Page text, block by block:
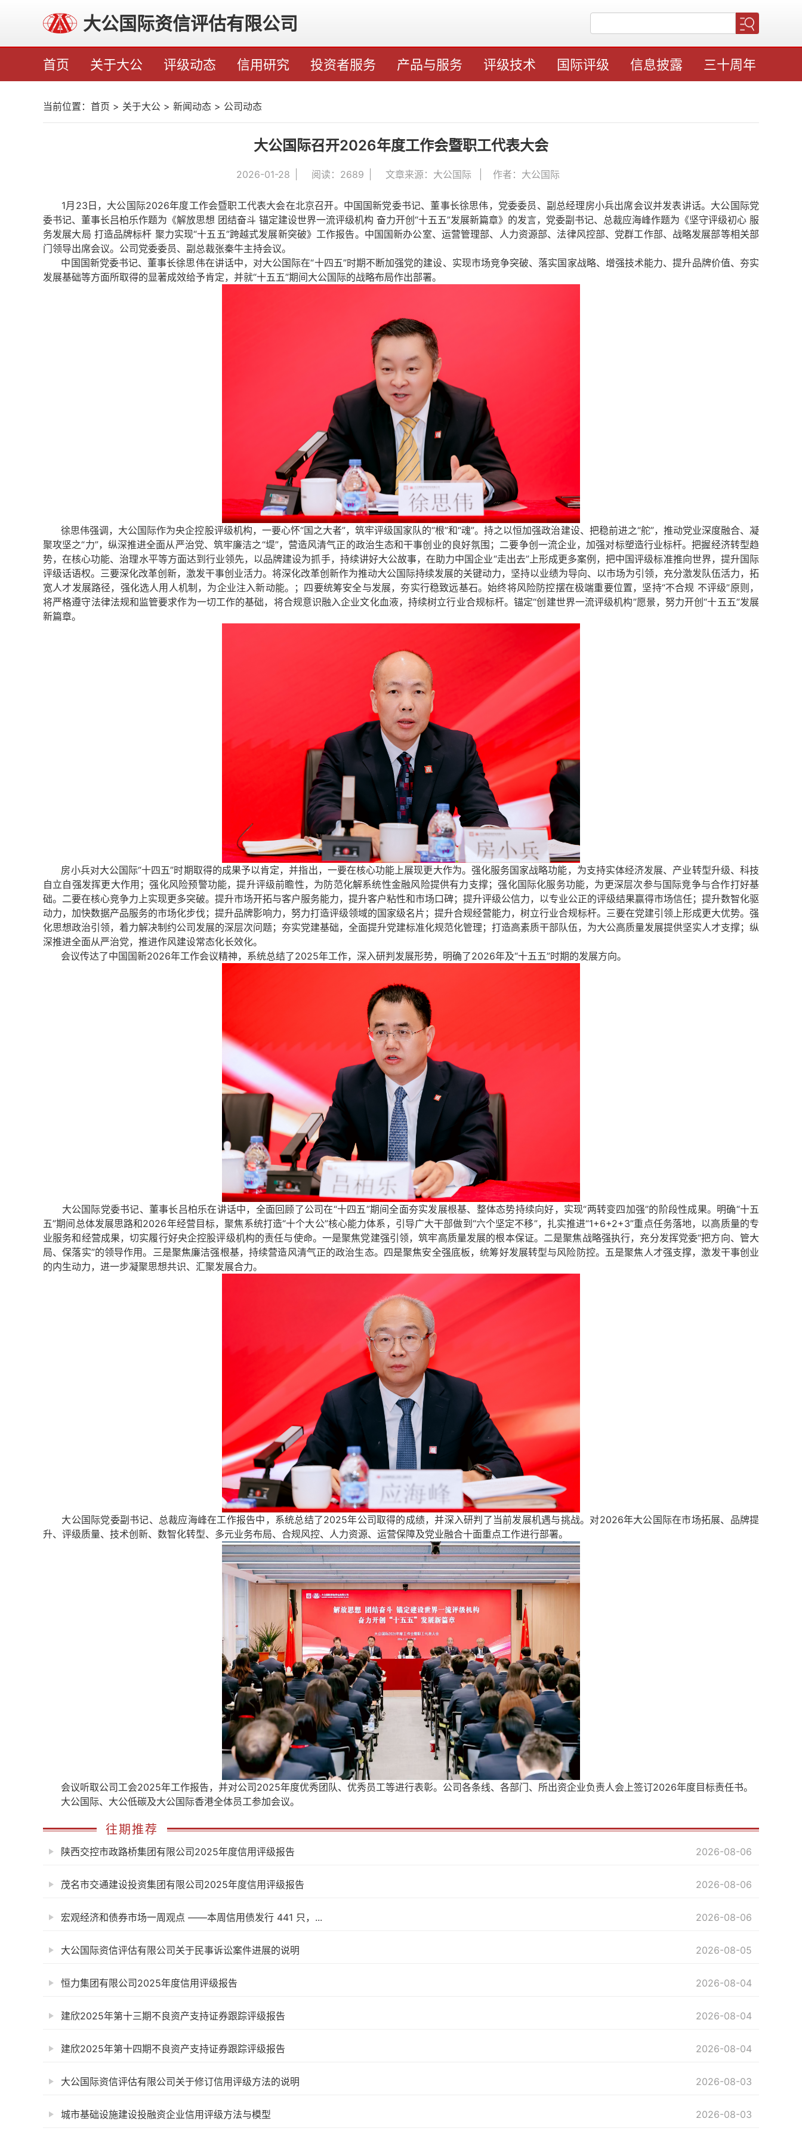
大公国际资信评估有限公司
首页 关于大公 评级动态 信用研究 投资者服务 产品与服务 评级技术 国际评级 信息披露 三十周年
当前位置： 首页 > 关于大公 > 新闻动态 > 公司动态
大公国际召开2026年度工作会暨职工代表大会
2026-01-28 阅读： 2689 文章来源：大公国际 作者：大公国际
1月23日，大公国际2026年度工作会暨职工代表大会在北京召开。中国国新党委书记、董事长徐思伟，党委委员、副总经理房小兵出席会议并发表讲话。大公国际党
委书记、董事长吕柏乐作题为《解放思想 团结奋斗 锚定建设世界一流评级机构 奋力开创“十五五”发展新篇章》的发言，党委副书记、总裁应海峰作题为《坚守评级初心 服
务发展大局 打造品牌标杆 聚力实现“十五五”跨越式发展新突破》工作报告。中国国新办公室、运营管理部、人力资源部、法律风控部、党群工作部、战略发展部等相关部
门领导出席会议。公司党委委员、副总裁张秦牛主持会议。
中国国新党委书记、董事长徐思伟在讲话中，对大公国际在“十四五”时期不断加强党的建设、实现市场竞争突破、落实国家战略、增强技术能力、提升品牌价值、夯实
发展基础等方面所取得的显著成效给予肯定，并就“十五五”期间大公国际的战略布局作出部署。
徐思伟强调，大公国际作为央企控股评级机构， 一要心怀“国之大者”，筑牢评级国家队的“根”和“魂”。持之以恒加强政治建设、把稳前进之“舵”，推动党业深度融合、凝
聚攻坚之“力”，纵深推进全面从严治党、筑牢廉洁之“堤”，营造风清气正的政治生态和干事创业的良好氛围； 二要争创一流企业，加强对标塑造行业标杆。把握经济转型趋
势，在核心功能、治理水平等方面达到行业领先，以品牌建设为抓手，持续讲好大公故事，在助力中国企业“走出去”上形成更多案例，把中国评级标准推向世界，提升国际
评级话语权。 三要深化改革创新，激发干事创业活力。将深化改革创新作为推动大公国际持续发展的关键动力，坚持以业绩为导向、以市场为引领，充分激发队伍活力，拓
宽人才发展路径，强化选人用人机制，为企业注入新动能。； 四要统筹安全与发展，夯实行稳致远基石。始终将风险防控摆在极端重要位置，坚持“不合规 不评级”原则，
将严格遵守法律法规和监管要求作为一切工作的基础，将合规意识融入企业文化血液，持续树立行业合规标杆。锚定“创建世界一流评级机构”愿景，努力开创“十五五”发展
新篇章。
房小兵对大公国际“十四五”时期取得的成果予以肯定，并指出， 一要在核心功能上展现更大作为。强化服务国家战略功能，为支持实体经济发展、产业转型升级、科技
自立自强发挥更大作用；强化风险预警功能，提升评级前瞻性，为防范化解系统性金融风险提供有力支撑；强化国际化服务功能，为更深层次参与国际竞争与合作打好基
础。 二要在核心竞争力上实现更多突破。提升市场开拓与客户服务能力，提升客户粘性和市场口碑；提升评级公信力，以专业公正的评级结果赢得市场信任；提升数智化驱
动力，加快数据产品服务的市场化步伐；提升品牌影响力，努力打造评级领域的国家级名片；提升合规经营能力，树立行业合规标杆。 三要在党建引领上形成更大优势。强
化思想政治引领，着力解决制约公司发展的深层次问题；夯实党建基础，全面提升党建标准化规范化管理；打造高素质干部队伍，为大公高质量发展提供坚实人才支撑；纵
深推进全面从严治党，推进作风建设常态化长效化。
会议传达了中国国新2026年工作会议精神，系统总结了2025年工作，深入研判发展形势，明确了2026年及“十五五”时期的发展方向。
大公国际党委书记、董事长吕柏乐在讲话中，全面回顾了公司在“十四五”期间全面夯实发展根基、整体态势持续向好，实现“两转变四加强”的阶段性成果。明确“十五
五”期间总体发展思路和2026年经营目标，聚焦系统打造“十个大公”核心能力体系，引导广大干部做到“六个坚定不移”，扎实推进“1+6+2+3”重点任务落地，以高质量的专
业服务和经营成果，切实履行好央企控股评级机构的责任与使命。 一是聚焦党建强引领，筑牢高质量发展的根本保证。 二是聚焦战略强执行，充分发挥党委“把方向、管大
局、保落实”的领导作用。
三是聚焦廉洁强根基，持续营造风清气正的政治生态。 四是聚焦安全强底板，统筹好发展转型与风险防控。 五是聚焦人才强支撑，激发干事创业
的内生动力，进一步凝聚思想共识、汇聚发展合力。
大公国际党委副书记、总裁应海峰在工作报告中，系统总结了2025年公司取得的成绩，并深入研判了当前发展机遇与挑战。对2026年大公国际在市场拓展、品牌提
升、评级质量、技术创新、数智化转型、多元业务布局、合规风控、人力资源、运营保障及党业融合十面重点工作进行部署。
会议听取公司工会2025年工作报告，并对公司2025年度优秀团队、优秀员工等进行表彰。公司各条线、各部门、所出资企业负责人会上签订2026年度目标责任书。
大公国际、大公低碳及大公国际香港全体员工参加会议。
往期推荐
陕西交控市政路桥集团有限公司2025年度信用评级报告 2026-08-06
茂名市交通建设投资集团有限公司2025年度信用评级报告 2026-08-06
宏观经济和债券市场一周观点 ——本周信用债发行 441 只，... 2026-08-06
大公国际资信评估有限公司关于民事诉讼案件进展的说明 2026-08-05
恒力集团有限公司2025年度信用评级报告 2026-08-04
建欣2025年第十三期不良资产支持证券跟踪评级报告 2026-08-04
建欣2025年第十四期不良资产支持证券跟踪评级报告 2026-08-04
大公国际资信评估有限公司关于修订信用评级方法的说明 2026-08-03
城市基础设施建设投融资企业信用评级方法与模型 2026-08-03